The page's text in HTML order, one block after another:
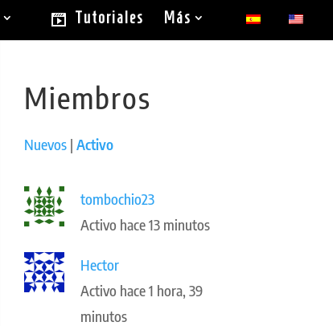
Tutoriales Más
Miembros
Nuevos | Activo
tombochio23
Activo hace 13 minutos
Hector
Activo hace 1 hora, 39
minutos